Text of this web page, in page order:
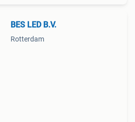
BES LED B.V.
Rotterdam